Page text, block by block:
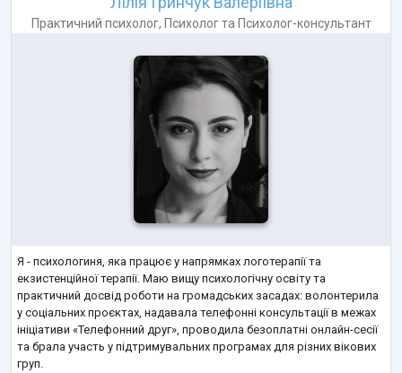
Практичний психолог, Психологта Психолог-консультант
Я - психологиня, яка працює у напрямках логотерапії та
екзистенційної терапії. Маю вищу психологічну освіту та
практичний досвід роботи на громадських засадах: волонтерила
у соціальних проєктах, надавала телефонні консультації в межах
ініціативи «Телефонний друг», проводила безоплатні онлайн-сесії
та брала участь у підтримувальних програмах для різних вікових
груп.